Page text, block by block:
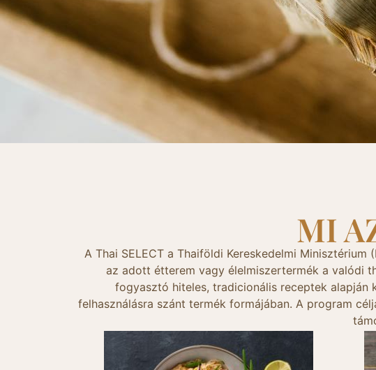
MI
A Thai SELECT a Thaiföldi Kereskedelmi
az adott étterem vagy élelmiszertermék a valódi
fogyasztó hiteles, tradicionális receptek alapján
felhasználásra szánt termék formájában. A program